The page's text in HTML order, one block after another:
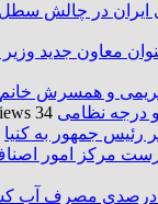
ایران در چالش سطل
معاون جدید
و همسرش خانم
درجه نظامی 34 views
رئیس جمهور به کنیا
مرکز امور
قابلیت کاهش ۵۰ درصدی مصرف